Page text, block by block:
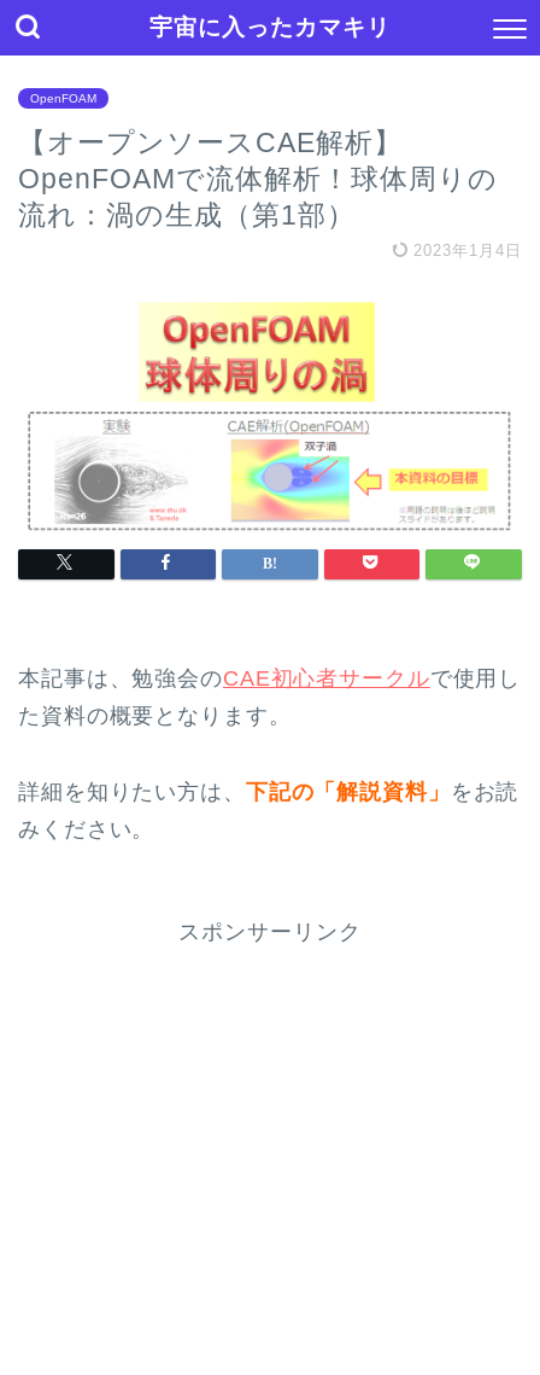
宇宙に入ったカマキリ
OpenFOAM
【オープンソースCAE解析】
OpenFOAMで流体解析！球体周りの
流れ：渦の生成（第1部）
2023年1月4日
本記事は、勉強会のCAE初心者サークルで使用し
た資料の概要となります。
詳細を知りたい方は、 下記の「解説資料」
をお読
みください。
スポンサーリンク